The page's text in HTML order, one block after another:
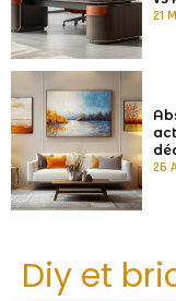
21
26
Diy et